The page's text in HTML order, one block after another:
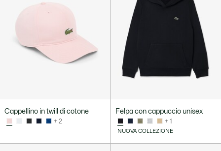
Cappellino in twill di cotone
+ 2
Felpa con cappuccio unisex
+ 1
NUOVA COLLEZIONE